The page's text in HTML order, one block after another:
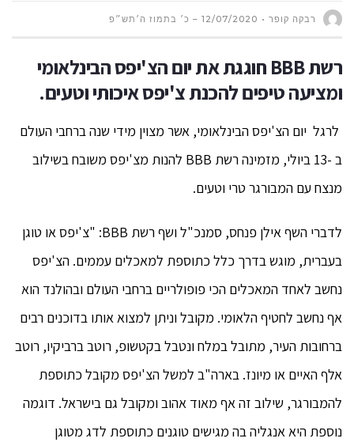
רבקה קופר 12/07/2020 – כ׳ בתמוז ה׳תש״פ
רשתBBB חוגגת את יום הצ'יפס הבינלאומי
ומציעהטיפים להכנת צ'יפס איכותי וטעים.
לרגל יום הצ'יפס הבינלאומי, אשר מצוין מידי שנה ברחבי העולם
ב -13 ביולי, מזמינה רשת BBB להנות מצ'יפס משובח בשילוב
מנצח עם המבורגר טרי וטעים.
לדברי השף אילן פנחס, סמנכ"ל ושף רשת BBB: "צ'יפס או טוגן
בעברית, מוגש בדרך כלל כתוספת למאכלים עממים. הצ'יפס
נחשב לאחד המאכלים הכי פופולריים ברחבי העולם ובהולנד הוא
אף נחשב לחטיף הלאומי. מקובל וניתן למצוא אותו בדוכנים רבים
ברחובות העיר, מתובל במלח ונטבל בקטשופ, רוטב ברביקיו, רוטב
אלף האיים או מיונז. בארה"ב למשל הצ'יפס מקובל כתוספת
להמבורגר, שילוב זה אף מאוד אהוב ומקובל גם בישראל. דוגמה
נוספת היא אנגליה בה מגישים טוגנים כתוספת לדג מטוגן